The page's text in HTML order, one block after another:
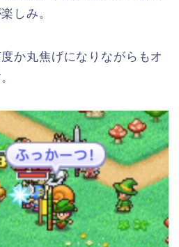
しみ。
か丸焦げになりながらもオ